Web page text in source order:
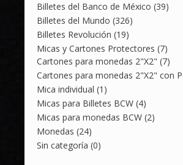
Billetes del Banco de México (39)
Billetes del Mundo (326)
Billetes Revolución (19)
Micas y Cartones Protectores (7)
Cartones para monedas 2"X2" (7)
Cartones para monedas 2"X2" con
Mica individual (1)
Micas para Billetes BCW (4)
Micas para monedas BCW (2)
Monedas (24)
Sin categoría (0)